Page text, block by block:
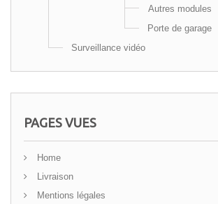
Autres modules
Porte de garage
Surveillance vidéo
PAGES VUES
Home
Livraison
Mentions légales